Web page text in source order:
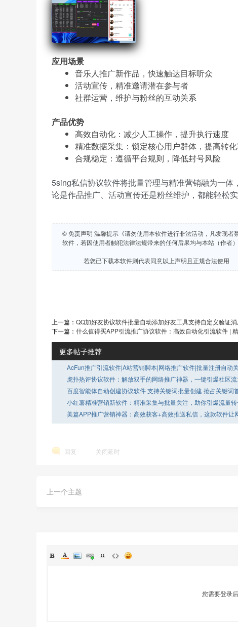
应用场景
音乐人推广新作品，快速触达目标听众
活动宣传，精准邀请潜在参与者
社群运营，维护与粉丝的互动关系
产品优势
高效自动化：减少人工操作，提升执行速度
精准数据采集：锁定核心用户群体，提高转
合规稳定：遵循平台规则，降低封号风险
5sing私信协议软件将批量管理与精准营销融为一
论是作品推广、活动宣传还是粉丝维护，都能轻松
© 免责声明 温馨提示《请勿使用本软件进行非法活动，凡发现
软件，若因使用者触犯法律法规带来的任何后果均与本站（作者）
若您已下载本软件则代表同意以上声明且正规合法使用
上一篇： QQ加好友协议软件批量自动添加好友工具支持自定义验证
下一篇： 什么值得买APP引流推广协议软件：高效自动化引流软件 |
更多帖子推荐
AcFun推广引流软件|A站营销脚本|网络推广软件|批量注册自动
论点赞工具
虎扑热评协议软件：解放双手的网络推广神器，一键引爆社区
百度智能体自动创建协议软件 支持关键词批量创建 抢占关键词
名流量小红薯精准营销新软件：精准采集与批量关注，助你引爆流量转
美篇APP推广营销神器：高效获客+高效推送私信，这款软件让
广事半功倍
回复 关闭延时
上一个主题
您需要登录